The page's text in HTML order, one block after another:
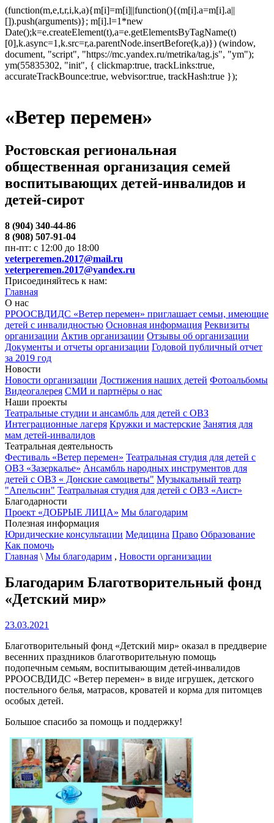
(function(m,e,t,r,i,k,a){m[i]=m[i]||function(){(m[i].a=m[i].a||
[]).push(arguments)}; m[i].l=1*new
Date();k=e.createElement(t),a=e.getElementsByTagName(t)
[0],k.async=1,k.src=r,a.parentNode.insertBefore(k,a)}) (window,
document, "script", "https://mc.yandex.ru/metrika/tag.js", "ym");
ym(55835302, "init", { clickmap:true, trackLinks:true,
accurateTrackBounce:true, webvisor:true, trackHash:true });
«Ветер перемен»
Ростовская региональная
общественная организация семей
воспитывающих детей-инвалидов и
детей-сирот
8 (904) 340-44-86
8 (908) 507-91-04
пн-пт: с 12:00 до 18:00
veterperemen.2017@mail.ru
veterperemen.2017@yandex.ru
Присоединяйтесь к нам:
Главная
О нас
РРООСВДИДС «Ветер перемен» приглашает семьи, имеющие
детей с инвалидностью Основная информация Реквизиты
организации Актив организации Отзывы об организации
Документы и отчеты организации Годовой публичный отчет
за 2019 год
Новости
Новости организации Достижения наших детей Фотоальбомы
Видеогалерея СМИ и партнёры о нас
Наши проекты
Театральные студии и ансамбль для детей с ОВЗ
Интеграционные лагеря Кружки и мастерские Занятия для
мам детей-инвалидов
Театральная деятельность
Фестиваль «Ветер перемен» Театральная студия для детей с
ОВЗ «Зазеркалье» Ансамбль народных инструментов для
детей с ОВЗ « Донские самоцветы" Музыкальный театр
"Апельсин" Театральная студия для детей с ОВЗ «Аист»
Благодарности
Проект «ДОБРЫЕ ЛИЦА» Мы благодарим
Полезная информация
Юридические консультации Медицина Право Образование
Как помочь
Главная \ Мы благодарим , Новости организации
Благодарим Благотворительный фонд
«Детский мир»
23.03.2021
Благотворительный фонд «Детский мир» оказал в преддверие
весенних праздников благотворительную помощь
подопечным семьям, воспитывающим детей-инвалидов
РРООСВДИДС «Ветер перемен» в виде игрушек, детского
постельного белья, матрасов, кроватей и корма для питомцев
особых детей.
Большое спасибо за помощь и поддержку!